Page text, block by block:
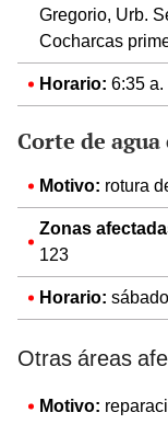
Gregorio, Urb.
Cocharcas
Horario: 6:35 a.
Corte de
Motivo: rotura
Zonas
123
Horario:
Otras áreas
Motivo: